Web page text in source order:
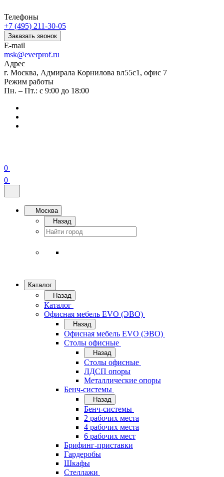
Телефоны
+7 (495) 211-30-05
Заказать звонок
E-mail
msk@everprof.ru
Адрес
г. Москва, Адмирала Корнилова вл55с1, офис 7
Режим работы
Пн. – Пт.: с 9:00 до 18:00
0
0
Москва
Назад
Каталог
Назад
Каталог
Офисная мебель EVO (ЭВО)
Назад
Офисная мебель EVO (ЭВО)
Cтолы офисные
Назад
Cтолы офисные
ЛДСП опоры
Металлические опоры
Бенч-системы
Назад
Бенч-системы
2 рабочих места
4 рабочих места
6 рабочих мест
Брифинг-приставки
Гардеробы
Шкафы
Стеллажи